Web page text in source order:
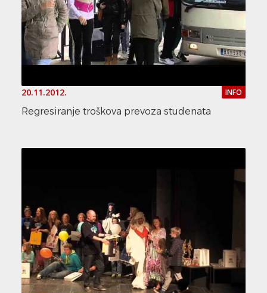
20.11.2012. INFO
Regresiranje troškova prevoza studenata